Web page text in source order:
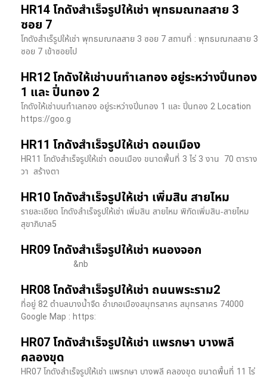
HR14 โกดังสำเร็จรูปให้เช่า พุทธมณฑลสาย 3
ซอย 7
โกดังสำเร็รูปให้เช่า พุทธมณฑลสาย 3 ซอย 7 สถานที่ : พุทธมณฑลสาย 3
ซอย 7 เข้าซอยไป
HR12 โกดังให้เช่าบนทำเลทอง อยู่ระหว่างปิ่นทอง
1 และ ปิ่นทอง 2
โกดังให้เช่าบนทำเลทอง อยู่ระหว่างปิ่นทอง 1 และ ปิ่นทอง 2 Location
https://goo.g
HR11 โกดังสำเร็จรูปให้เช่า ดอนเมือง
HR11 โกดังสำเร็จรูปให้เช่า ดอนเมือง ขนาดพื้นที่ 3 ไร่ 3 งาน 70 ตาราง
วา สร้างตา
HR10 โกดังสำเร็จรูปให้เช่า เพิ่มสิน สายไหม
รายละเอียด โกดังสำเร็จรูปให้เช่า เพิ่มสิน สายไหม พิกัดเพิ่มสิน-สายไหม
สุขาภิบาล5
HR09 โกดังสำเร็จรูปให้เช่า หนองจอก
&nb
HR08 โกดังสำเร็จรูปให้เช่า ถนนพระราม2
ที่อยู่ 82 ตำบลบางน้ำจืด อำเภอเมืองสมุทรสาคร สมุทรสาคร 74000
Google Map : https:
HR07 โกดังสำเร็จรูปให้เช่า แพรกษา บางพลี​
คลองขุด
HR07 โกดังสำเร็จรูปให้เช่า แพรกษา บางพลี​ คลองขุด ขนาดพื้นที่ 11 ไร่